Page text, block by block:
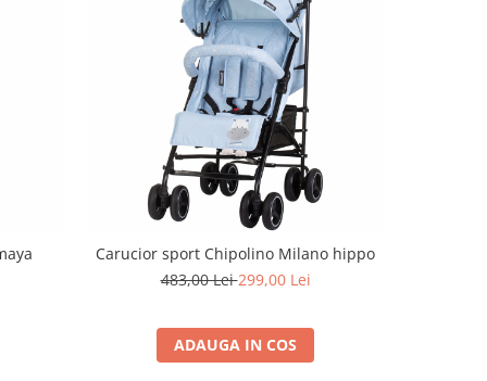
Carucior sport Chipolino Milano hippo
483,00 Lei299,00 Lei
ADAUGA IN COS